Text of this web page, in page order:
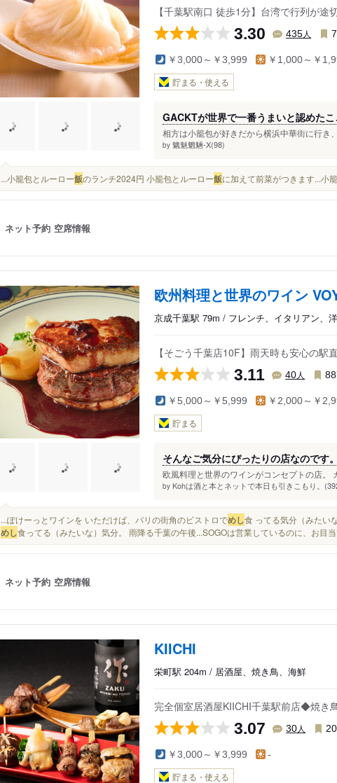
【千葉駅南口 徒歩1分】台湾で行列が途
3.30 435人
￥3,000～￥3,999 ￥1,000～￥
貯まる・使える
GACKTが世界で一番うまいと認めた
相方は小籠包が好きだから横浜中華街に行き
by 魑魅魍魎-X(98)
...小籠包とルーロー飯のランチ2024円 小籠包とルーロー飯に加えて前菜がつきます...小
ネット予約 空席情報
欧州料理と世界のワイン
京成千葉駅 79m / フレンチ、イタリアン、
【そごう千葉店10F】雨天時も安心の
3.11 40人
￥5,000～￥5,999 ￥2,000～￥
貯まる
そんなご気分にぴったりの店なのです。
欧風料理と世界のワインがコンセプトの店。
by Kohは酒と本とネットで本日も引きこもり。
...ぽけーっとワインを いただけば、パリの街角のビストロでめし食 ってる気分（みたい
めし食ってる（みたいな）気分。 雨降る千葉の午後...SOGOは営業しているのに、お目
ネット予約 空席情報
KIICHI
栄町駅 204m / 居酒屋、焼き鳥、海鮮
完全個室居酒屋KIICHI千葉駅前店◆焼き
3.07 30人
￥3,000～￥3,999 -
貯まる・使える